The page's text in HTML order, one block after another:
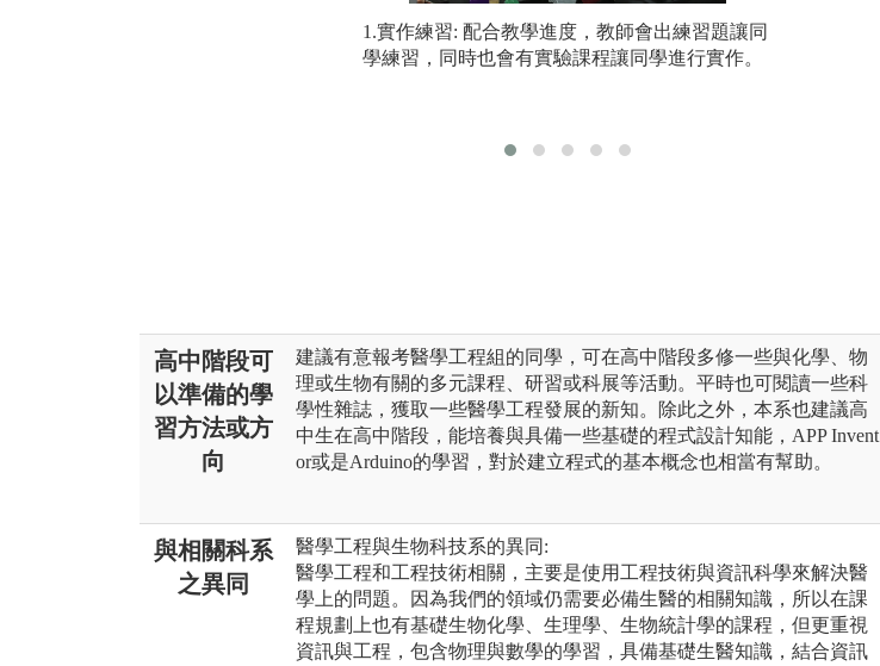
1.實作練習: 配合教學進度，教師會出練習題讓同
學練習，同時也會有實驗課程讓同學進行實作。
高中階段可
以準備的學
習方法或方
向
建議有意報考醫學工程組的同學，可在高中階段多修一些與化學、物
理或生物有關的多元課程、研習或科展等活動。平時也可閱讀一些科
學性雜誌，獲取一些醫學工程發展的新知。除此之外，本系也建議高
中生在高中階段，能培養與具備一些基礎的程式設計知能，APP Invent
or或是Arduino的學習，對於建立程式的基本概念也相當有幫助。
與相關科系
之異同
醫學工程與生物科技系的異同:
醫學工程和工程技術相關，主要是使用工程技術與資訊科學來解決醫
學上的問題。因為我們的領域仍需要必備生醫的相關知識，所以在課
程規劃上也有基礎生物化學、生理學、生物統計學的課程，但更重視
資訊與工程，包含物理與數學的學習，具備基礎生醫知識，結合資訊